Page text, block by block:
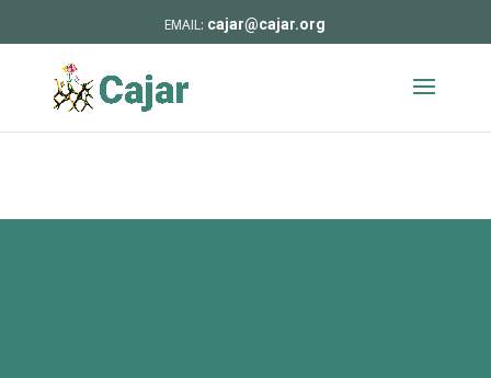
cajar@cajar.org